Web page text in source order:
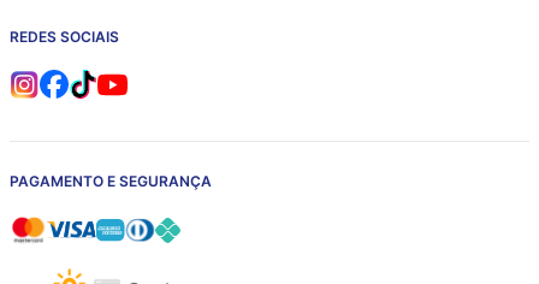
REDES SOCIAIS
PAGAMENTO E SEGURANÇA